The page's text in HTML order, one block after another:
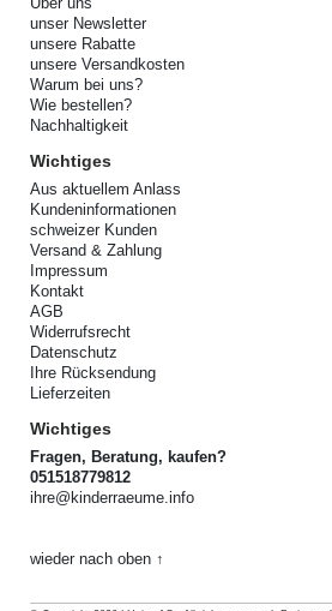
unser Newsletter
unsere Rabatte
unsere Versandkosten
Warum bei uns?
Wie bestellen?
Nachhaltigkeit
Wichtiges
Aus aktuellem Anlass
Kundeninformationen
schweizer Kunden
Versand & Zahlung
Impressum
Kontakt
AGB
Widerrufsrecht
Datenschutz
Ihre Rücksendung
Lieferzeiten
Wichtiges
Fragen, Beratung, kaufen?
051518779812
ihre@kinderraeume.info
wieder nach oben ↑